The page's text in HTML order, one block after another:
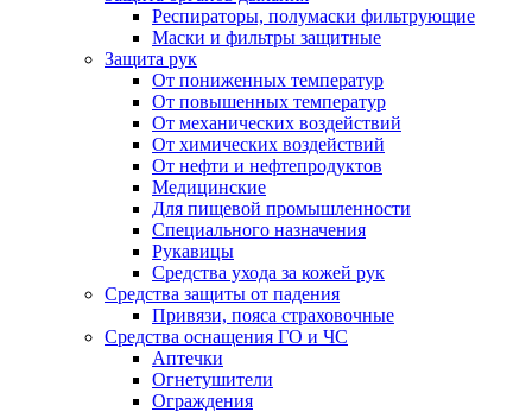
Респираторы, полумаски фильтрующие
Маски и фильтры защитные
Защита рук
От пониженных температур
От повышенных температур
От механических воздействий
От химических воздействий
От нефти и нефтепродуктов
Медицинские
Для пищевой промышленности
Специального назначения
Рукавицы
Средства ухода за кожей рук
Средства защиты от падения
Привязи, пояса страховочные
Средства оснащения ГО и ЧС
Аптечки
Огнетушители
Ограждения